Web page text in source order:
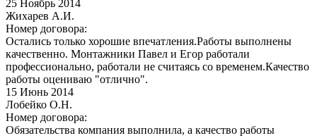
25 Ноябрь 2014
Жихарев А.И.
Номер договора:
Остались только хорошие впечатления.Работы выполнены
качественно. Монтажники Павел и Егор работали
профессионально, работали не считаясь со временем.Качество
работы оцениваю "отлично".
15 Июнь 2014
Лобейко О.Н.
Номер договора:
Обязательства компания выполнила, а качество работы